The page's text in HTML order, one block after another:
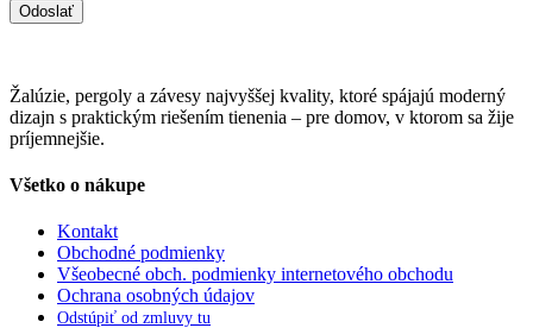
Odoslať
Žalúzie, pergoly a závesy najvyššej kvality, ktoré spájajú moderný
dizajn s praktickým riešením tienenia – pre domov, v ktorom sa žije
príjemnejšie.
Všetko o nákupe
Kontakt
Obchodné podmienky
Všeobecné obch. podmienky internetového obchodu
Ochrana osobných údajov
Odstúpiť od zmluvy tu